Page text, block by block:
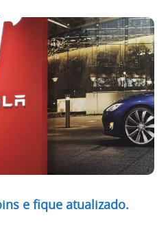
e fique atualizado.